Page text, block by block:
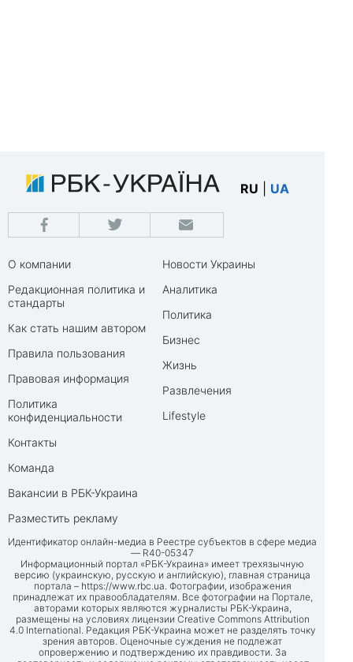
RU UA
О компании
Редакционная политика и
стандарты
Как стать нашим автором
Правила пользования
Правовая информация
Политика
конфиденциальности
Контакты
Команда
Вакансии в РБК-Украина
Разместить рекламу
Новости Украины
Аналитика
Политика
Бизнес
Жизнь
Развлечения
Lifestyle
Идентификатор онлайн-медиа в Реестре субъектов в сфере медиа
— R40-05347
Информационный портал «РБК-Украина» имеет трехязычную
версию (украинскую, русскую и английскую), главная страница
портала – https://www.rbc.ua. Фотографии, изображения
принадлежат их правообладателям. Все фотографии на Портале,
авторами которых являются журналисты РБК-Украина,
размещены на условиях лицензии Creative Commons Attribution
4.0 International. Редакция РБК-Украина может не разделять точку
зрения авторов. Оценочные суждения не подлежат
опровержению и подтверждению их правдивости. За